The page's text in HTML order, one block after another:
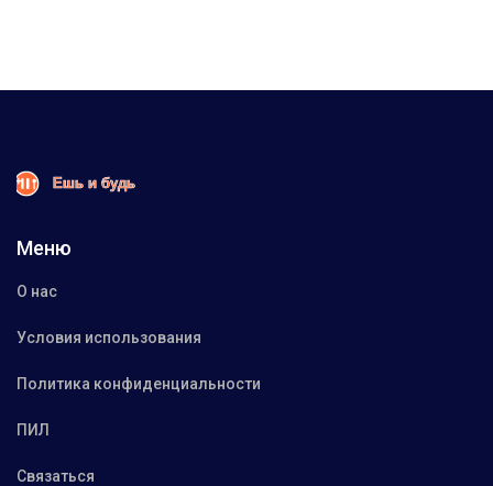
Меню
О нас
Условия использования
Политика конфиденциальности
ПИЛ
Связаться